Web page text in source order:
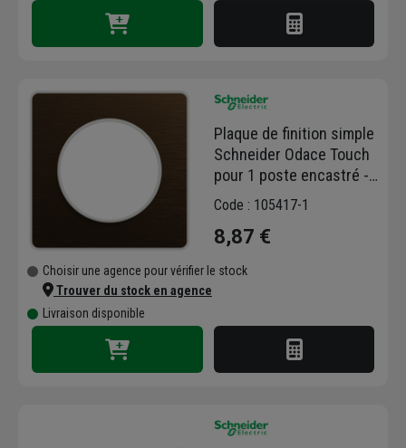
Plaque de finition simple
Schneider Odace Touch
pour 1 poste encastré -
bronze brossé liseré
blanc
Code : 105417-1
8,87 €
Choisir une agence pour vérifier le stock
Trouver du stock en agence
Livraison disponible